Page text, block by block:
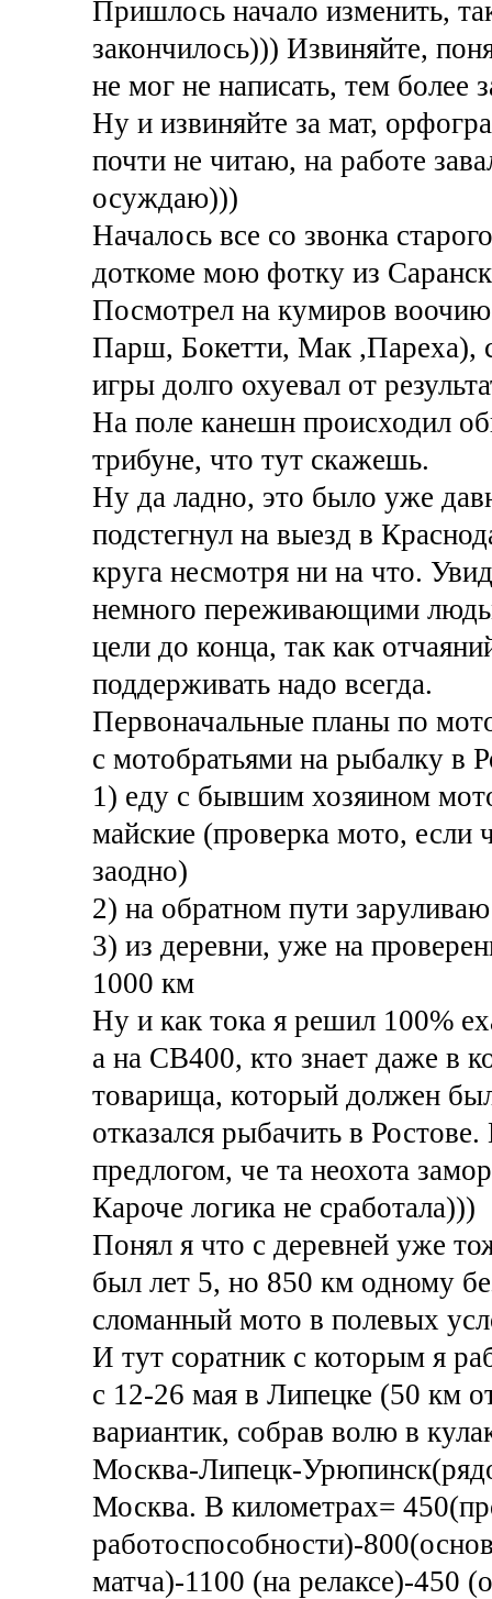
Пришлось начало изменить,
закончилось))) Извиняйте,
не мог не написать, тем более
Ну и извиняйте за мат,
почти не читаю, на работе
осуждаю)))
Началось все со звонка
доткоме мою фотку из
Посмотрел на кумиров
Парш, Бокетти, Мак ,Пареха),
игры долго охуевал от
На поле канешн происходил
трибуне, что тут скажешь.
Ну да ладно, это было уже
подстегнул на выезд в
круга несмотря ни на что.
немного переживающими
цели до конца, так как
поддерживать надо всегда.
Первоначальные планы по
с мотобратьями на рыбалку в
1) еду с бывшим хозяином
майские (проверка мото,
заодно)
2) на обратном пути
3) из деревни, уже на
1000 км
Ну и как тока я решил 100%
а на СВ400, кто знает даже в
товарища, который должен
отказался рыбачить в
предлогом, че та неохота
Кароче логика не сработала)))
Понял я что с деревней уже
был лет 5, но 850 км одному
сломанный мото в полевых
И тут соратник с которым я
с 12-26 мая в Липецке (50 км
вариантик, собрав волю в
Москва-Липецк-
Москва. В километрах=
работоспособности)-
матча)-1100 (на релаксе)-450